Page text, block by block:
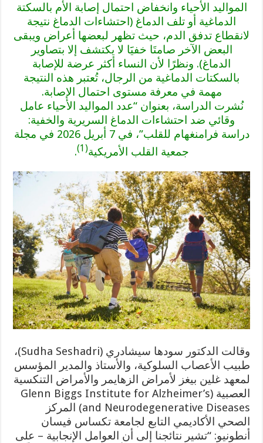
المواليد الأحياء وانخفاض احتمال إصابة الأم بالسكتة
الدماغية أو تلف الدماغ (احتشاءات الدماغ نتيجة
لانقطاع تدفق الدم، حيث تظهر لبعضها أعراض ويبقى
البعض الآخر صامتَا خفيََا لا يكتشف إلا بتصاوير
الدماغ). ونظرًا لأن النساء أكثر عرضة للإصابة
بالسكتات الدماغية من الرجال، تُعتبر هذه النتيجة
مهمة في معرفة مستوى احتمال الإصابة.
نُشرت الدراسة، بعنوان “عدد المواليد الأحياء عامل
وقائي ضد احتشاءات الدماغ السريرية والخفية:
دراسة فرامنغهام للقلب”، في 7 أبريل 2026 في مجلة
جمعية القلب الأمريكية(1)
.
وقالت الدكتور سودها سيشادري (Sudha Seshadri)،
طبيب الأعصاب السلوكية، والأستاذ والمدير المؤسس
لمعهد غلين بيغز لأمراض الزهايمر والأمراض التنكسية
العصبية (Glenn Biggs Institute for Alzheimer’s
and Neurodegenerative Diseases) المركز
الصحي الأكاديمي التابع لجامعة تكساس فيسان
أنطونيو: “تشير نتائجنا إلى أن العوامل الإنجابية – على